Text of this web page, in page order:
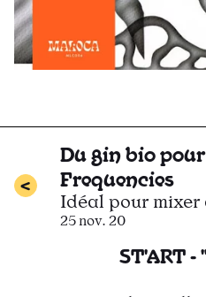
Du gin bio
Frequencies
Idéal pour mixer
25 nov. 20
ST'ART